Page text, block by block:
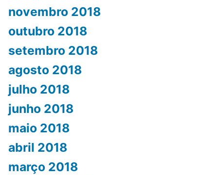
novembro 2018
outubro 2018
setembro 2018
agosto 2018
julho 2018
junho 2018
maio 2018
abril 2018
março 2018